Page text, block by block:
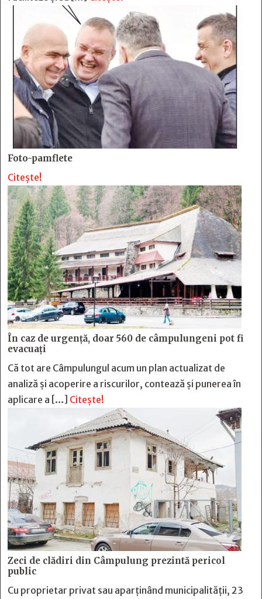
Foto-pamflete
Citește!
În caz de urgență, doar 560 de câmpulungeni pot fi
evacuați
Că tot are Câmpulungul acum un plan actualizat de
analiză și acoperire a riscurilor, contează și punerea în
aplicare a […] Citește!
Zeci de clădiri din Câmpulung prezintă pericol
public
Cu proprietar privat sau aparținând municipalității, 23